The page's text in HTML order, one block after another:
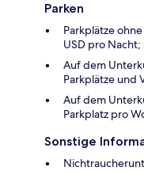
Parken
Parkplätze
USD pro
Auf dem
Parkplätze und
Auf dem
Parkplatz pro
Sonstige